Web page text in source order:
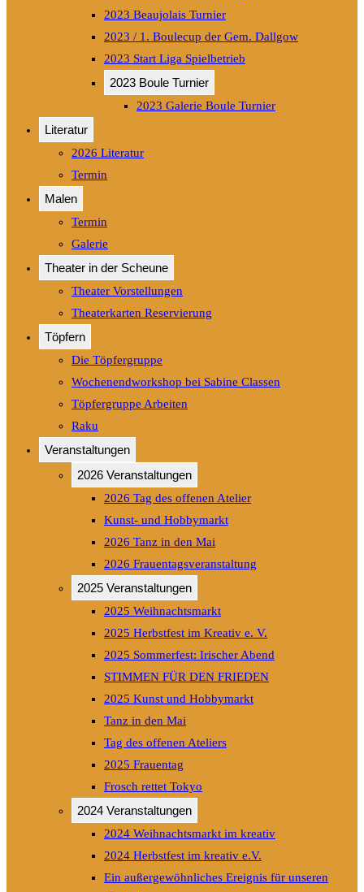
2023 Beaujolais Turnier
2023 / 1. Boulecup der Gem. Dallgow
2023 Start Liga Spielbetrieb
2023 Boule Turnier
2023 Galerie Boule Turnier
Literatur
2026 Literatur
Termin
Malen
Termin
Galerie
Theater in der Scheune
Theater Vorstellungen
Theaterkarten Reservierung
Töpfern
Die Töpfergruppe
Wochenendworkshop bei Sabine Classen
Töpfergruppe Arbeiten
Raku
Veranstaltungen
2026 Veranstaltungen
2026 Tag des offenen Atelier
Kunst- und Hobbymarkt
2026 Tanz in den Mai
2026 Frauentagsveranstaltung
2025 Veranstaltungen
2025 Weihnachtsmarkt
2025 Herbstfest im Kreativ e. V.
2025 Sommerfest: Irischer Abend
STIMMEN FÜR DEN FRIEDEN
2025 Kunst und Hobbymarkt
Tanz in den Mai
Tag des offenen Ateliers
2025 Frauentag
Frosch rettet Tokyo
2024 Veranstaltungen
2024 Weihnachtsmarkt im kreativ
2024 Herbstfest im kreativ e.V.
Ein außergewöhnliches Ereignis für unseren